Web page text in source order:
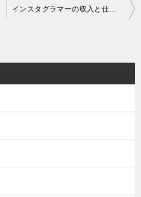
インスタグラマーの収入と仕組みは？収益化できるジャンルや稼ぐコツを紹介！